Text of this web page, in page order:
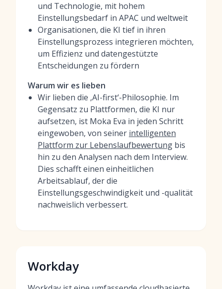
und Technologie, mit hohem
Einstellungsbedarf in APAC und weltweit
Organisationen, die KI tief in ihren
Einstellungsprozess integrieren möchten,
um Effizienz und datengestützte
Entscheidungen zu fördern
Warum wir es lieben
Wir lieben die ‚AI-first‘-Philosophie. Im
Gegensatz zu Plattformen, die KI nur
aufsetzen, ist Moka Eva in jeden Schritt
eingewoben, von seiner intelligenten
Plattform zur Lebenslaufbewertung bis
hin zu den Analysen nach dem Interview.
Dies schafft einen einheitlichen
Arbeitsablauf, der die
Einstellungsgeschwindigkeit und -qualität
nachweislich verbessert.
Workday